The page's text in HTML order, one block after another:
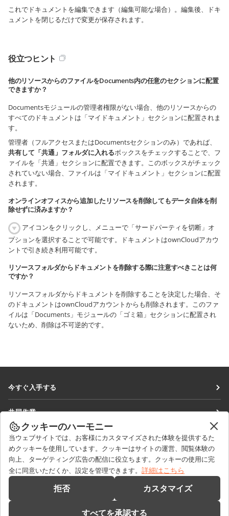
これでドキュメントを編集できます（編集可能な場合）。編集後、ドキ
ュメントを閉じるだけで変更が保存されます。
役立つヒント
他のリソースからのファイルをDocuments内の任意のセクションに配置
できますか？
Documentsモジュールの管理者権限がない場合、他のリソースからの
すべてのドキュメントは「マイドキュメント」セクションに配置されま
す。
管理者（フルアクセスまたはDocumentsセクションのみ）であれば、
共有して「共通」フォルダに入れるボックスをチェックすることで、フ
ァイルを「共通」セクションに配置できます。このボックスがチェック
されていない場合、ファイルは「マイドキュメント」セクションに配置
されます。
オンラインオフィスから追加したリソースを削除してもデータ自体を削
除せずに済みますか？
アイコンをクリックし、メニューで「サードパーティを切断」オ
プションを選択することで可能です。ドキュメントはownCloudアカウ
ントで引き続き利用可能です。
リソースフォルダからドキュメントを削除する際に注意すべきことは何
ですか？
リソースフォルダからドキュメントを削除することを決定した場合、そ
のドキュメントはownCloudアカウントからも削除されます。このファ
イルは「Documents」モジュールの「ゴミ箱」セクションに配置され
ないため、削除は不可逆的です。
今すぐ入手する
DocSpace
Workspace
コネクター
デスクトップアプリ
モバイルアプリ
共同作業
貢献者向け
翻訳者向け
インフルエンサー向け
求人情報
ニュースを見る
ブログ
ヘルプを得る
フォーラム
セールスに関する質問
sales@onlyoffice.com
クッキーのハーモニー
当ウェブサイトでは、お客様にカスタマイズされた体験を提供するた
めクッキーを使用しています。クッキーはサイトの運営、閲覧体験の
向上、ターゲティング広告の配信に役立ちます。クッキーの使用に完
全に同意いただくか、設定を管理できます。 詳細はこちら
拒否 カスタマイズ
すべてを承認する